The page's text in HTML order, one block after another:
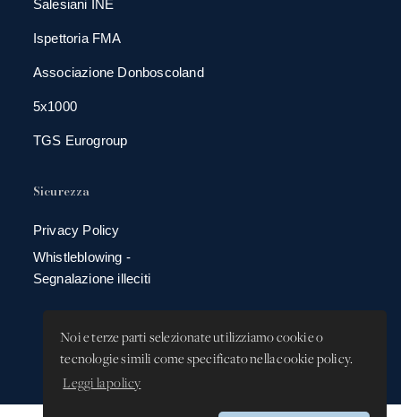
Noi e terze parti selezionate utilizziamo cookie o
tecnologie simili come specificato nella cookie policy.
Leggi la policy
Salesiani INE
Ispettoria FMA
Associazione Donboscoland
5x1000
TGS Eurogroup
Sicurezza
Privacy Policy
Whistleblowing -
Segnalazione illeciti